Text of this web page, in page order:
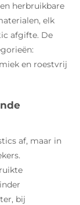
herbruikbare
elk
afgifte. De
en roestvrij
af, maar in
bij